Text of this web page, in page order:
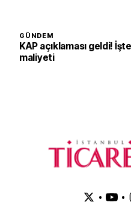
GÜNDEM
KAP açıklaması geldi!
maliyeti
• •